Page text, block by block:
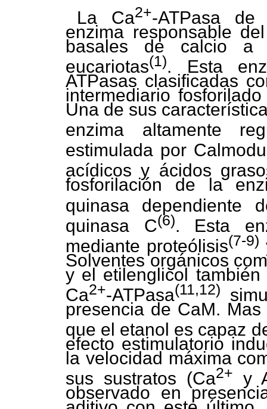
La Ca2+-ATPasa
enzima responsable
basales de calcio
eucariotas(1). Esta
ATPasas clasificadas
intermediario
Una de sus
enzima altamente
estimulada por
acídicos y ácidos
fosforilación de la
quinasa dependiente
quinasa C(6). Esta
mediante proteólisis(7-9)
Solventes orgánicos
y el etilenglicol
Ca2+-ATPasa(11,12)
presencia de CaM.
que el etanol es capaz
efecto estimulatorio
la velocidad máxima
sus sustratos (Ca2+ y
observado en